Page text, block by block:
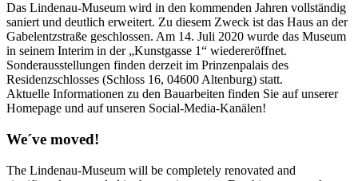
Das Lindenau-Museum wird in den kommenden Jahren vollständig
saniert und deutlich erweitert. Zu diesem Zweck ist das Haus an der
Gabelentzstraße geschlossen. Am 14. Juli 2020 wurde das Museum
in seinem Interim in der „Kunstgasse 1“ wiedereröffnet.
Sonderausstellungen finden derzeit im Prinzenpalais des
Residenzschlosses (Schloss 16, 04600 Altenburg) statt.
Aktuelle Informationen zu den Bauarbeiten finden Sie auf unserer
Homepage und auf unseren Social-Media-Kanälen!
We´ve moved!
The Lindenau-Museum will be completely renovated and